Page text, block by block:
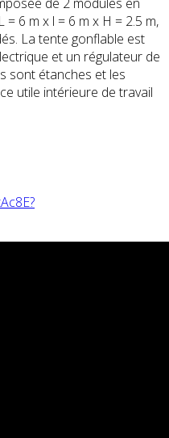
6 m x l = 6 m x H = 2.5 m,
La tente gonflable est
et un régulateur de
sont étanches et les
utile intérieure de travail